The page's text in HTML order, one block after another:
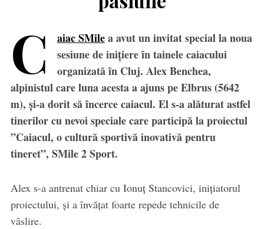
C aiac SMilea avut un invitat special la noua
sesiune de inițiere în tainele caiacului
organizată în Cluj. Alex Benchea,
alpinistul care luna acesta a ajuns pe Elbrus (5642
m), și-a dorit să încerce caiacul. El s-a alăturat astfel
tinerilor cu nevoi speciale care participă la proiectul
”Caiacul, o cultură sportivă inovativă pentru
tineret”, SMile 2 Sport.
Alex s-a antrenat chiar cu Ionuț Stancovici, inițiatorul
proiectului, și a învățat foarte repede tehnicile de
vâslire.